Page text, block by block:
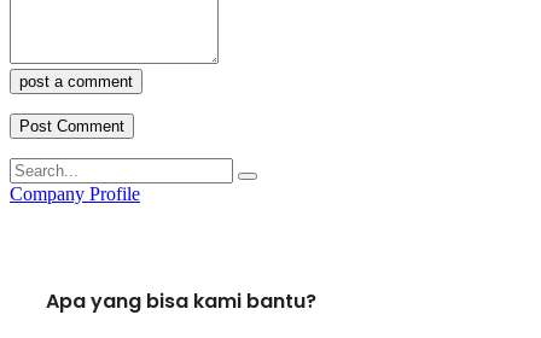
post a comment
Company Profile
Apa yang bisa kami bantu?